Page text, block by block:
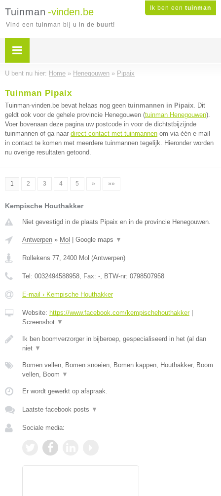
Ik ben een tuinman
Tuinman -vinden.be
Vind een tuinman bij u in de buurt!
U bent nu hier: Home » Henegouwen » Pipaix
Tuinman Pipaix
Tuinman-vinden.be bevat helaas nog geen tuinmannen in Pipaix. Dit
geldt ook voor de gehele provincie Henegouwen (tuinman Henegouwen).
Voer bovenaan deze pagina uw postcode in voor de dichtstbijzijnde
tuinmannen of ga naar direct contact met tuinmannen om via één e-mail
in contact te komen met meerdere tuinmannen tegelijk. Hieronder worden
nu overige resultaten getoond.
1 2 3 4 5 » »»
Kempische Houthakker
Niet gevestigd in de plaats Pipaix en in de provincie Henegouwen.
Antwerpen » Mol Google maps ▼
Rollekens 77, 2400 Mol (Antwerpen)
Tel: 0032494588958, Fax: -, BTW-nr: 0798507958
E-mail › Kempische Houthakker
Website: https://www.facebook.com/kempischehouthakker|
Screenshot ▼
Ik ben boomverzorger in bijberoep, gespecialiseerd in het (al dan
niet ▼
Bomen vellen, Bomen snoeien, Bomen kappen, Houthakker, Boom
vellen, Boom ▼
Er wordt gewerkt op afspraak.
Laatste facebook posts ▼
Sociale media: